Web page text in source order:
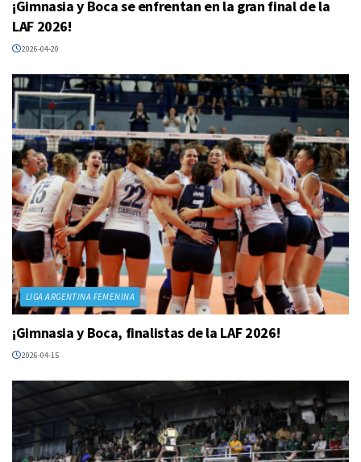
¡Gimnasia y Boca se enfrentan en la gran final de la
LAF 2026!
2026-04-20
LIGA ARGENTINA FEMENINA
¡Gimnasia y Boca, finalistas de la LAF 2026!
2026-04-15